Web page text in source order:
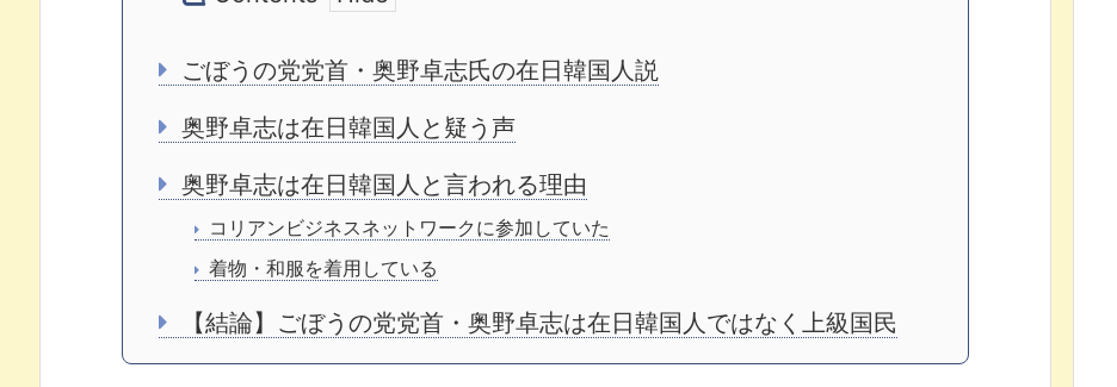
ごぼうの党党首・奥野卓志氏の在日韓国人説
奥野卓志は在日韓国人と疑う声
奥野卓志は在日韓国人と言われる理由
コリアンビジネスネットワークに参加していた
着物・和服を着用している
【結論】ごぼうの党党首・奥野卓志は在日韓国人ではなく上級国民